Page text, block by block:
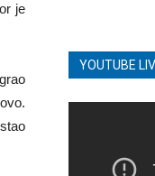
je
YOUTUBE